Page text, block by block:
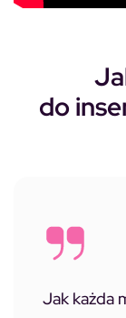
do
Jak każda